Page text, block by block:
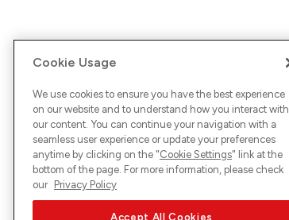
Cookie Usage
We use cookies to ensure you have the best experience
on our website and to understand how you interact with
our content. You can continue your navigation with a
seamless user experience or update your preferences
anytime by clicking on the "Cookie Settings" link at the
bottom of the page. For more information, please check
our Privacy Policy
Accept All Cookies